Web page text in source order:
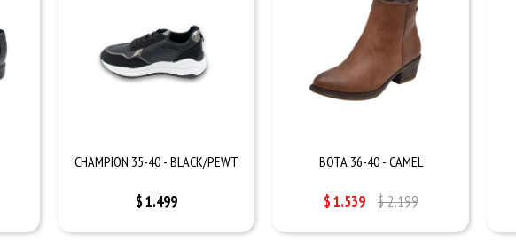
CHAMPION 35-40 - BLACK/PEWT
$1.499
BOTA 36-40 - CAMEL
$1.539 $2.199